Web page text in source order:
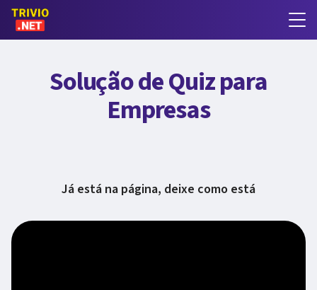
Solução de Quiz para
Empresas
Já está na página, deixe como está